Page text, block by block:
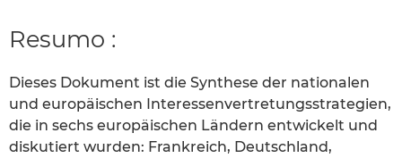
Resumo :
Dieses Dokument ist die Synthese der nationalen
und europäischen Interessenvertretungsstrategien,
die in sechs europäischen Ländern entwickelt und
diskutiert wurden: Frankreich, Deutschland,